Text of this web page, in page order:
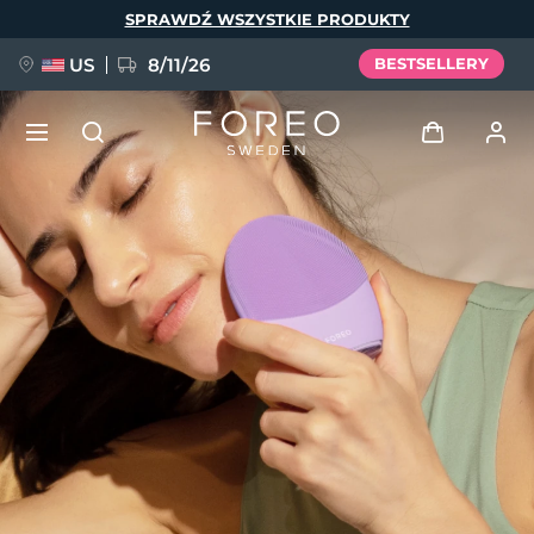
SPRAWDŹ WSZYSTKIE PRODUKTY
US 8/11/26 BESTSELLERY
Profil użytkownika
Moje urządzenia
Moje zamówienia
Moje adresy
Moje subskrypcje
NOWOŚĆ
FAQ™ Pure Beauty-Tech Elixir
BREAKING NEWS
issa™ Teeth Whitening Set
Język
English Deutsch
Español
Français
Italiano
Português
Svenska
Русский
Türkçe
简体中文 繁體中文